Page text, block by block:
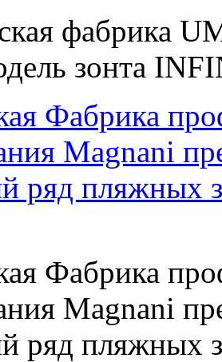
фабрика
зонта
Фабрика
Magnani
ряд пляжных
Фабрика
Magnani
ряд пляжных